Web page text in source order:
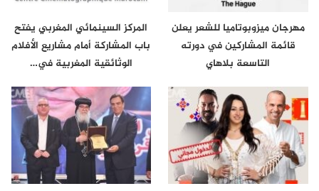
مهرجان ميزوبوتاميا للشعر يعلن
قائمة المشاركين في دورته
التاسعة بلاهاي
المركز السينمائي المغربي يفتح
باب المشاركة أمام مشاريع الأفلام
الوثائقية المغربية في…